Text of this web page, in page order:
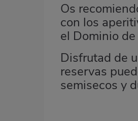
Os
con los
el Dominio
Disfrutad de
reservas
semisecos y